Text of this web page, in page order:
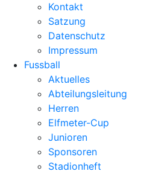
Kontakt
Satzung
Datenschutz
Impressum
Fussball
Aktuelles
Abteilungsleitung
Herren
Elfmeter-Cup
Junioren
Sponsoren
Stadionheft